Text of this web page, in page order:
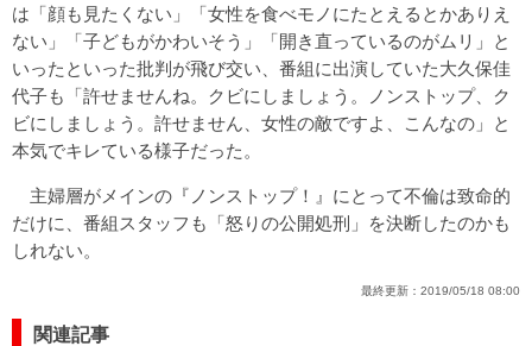
は「顔も見たくない」「女性を食べモノにたとえるとかありえ
ない」「子どもがかわいそう」「開き直っているのがムリ」と
いったといった批判が飛び交い、番組に出演していた大久保佳
代子も「許せませんね。クビにしましょう。ノンストップ、ク
ビにしましょう。許せません、女性の敵ですよ、こんなの」と
本気でキレている様子だった。
主婦層がメインの『ノンストップ！』にとって不倫は致命的
だけに、番組スタッフも「怒りの公開処刑」を決断したのかも
しれない。
最終更新： 2019/05/18 08:00
関連記事